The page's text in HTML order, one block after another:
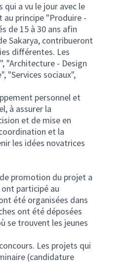
a vu le jour avec le
principe "Produire -
de 15 à 30 ans afin
Sakarya, contribueront
différentes. Les
"Architecture - Design
"Services sociaux",
personnel et
à assurer la
et de mise en
et la
les idées novatrices
promotion du projet a
participé au
été organisées dans
ont été déposées
se trouvent les jeunes
Les projets qui
(candidature